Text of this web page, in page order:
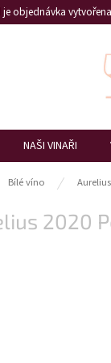
objednávka
NAŠI VINAŘI
Bílé víno Aurelius
2020